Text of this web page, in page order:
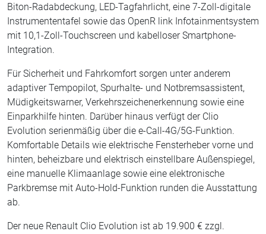
Biton-Radabdeckung, LED-Tagfahrlicht, eine 7-Zoll-digitale
Instrumententafel sowie das OpenR link Infotainmentsystem
mit 10,1-Zoll-Touchscreen und kabelloser Smartphone-
Integration.
Für Sicherheit und Fahrkomfort sorgen unter anderem
adaptiver Tempopilot, Spurhalte- und Notbremsassistent,
Müdigkeitswarner, Verkehrszeichenerkennung sowie eine
Einparkhilfe hinten. Darüber hinaus verfügt der Clio
Evolution serienmäßig über die e-Call-4G/5G-Funktion.
Komfortable Details wie elektrische Fensterheber vorne und
hinten, beheizbare und elektrisch einstellbare Außenspiegel,
eine manuelle Klimaanlage sowie eine elektronische
Parkbremse mit Auto-Hold-Funktion runden die Ausstattung
ab.
Der neue Renault Clio Evolution ist ab 19.900 € zzgl.